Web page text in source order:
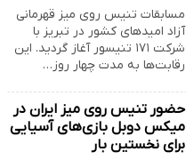
مسابقات تنیس روی میز قهرمانی
آزاد امیدهای کشور در تبریز با
شرکت ۱۷۱ تنیسور آغاز گردید. این
رقابت‌ها به مدت چهار روز…
حضور تنیس روی میز ایران در
میکس دوبل بازی‌های آسیایی
برای نخستین بار